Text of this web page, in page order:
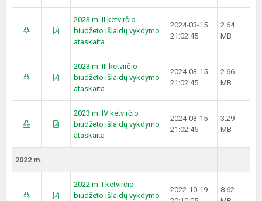
2023 m. II ketvirčio
biudžeto išlaidų vykdymo
ataskaita
2024-03-15
21:02:45
2.64
MB
2023 m. III ketvirčio
biudžeto išlaidų vykdymo
ataskaita
2024-03-15
21:02:45
2.66
MB
2023 m. IV ketvirčio
biudžeto išlaidų vykdymo
ataskaita
2024-03-15
21:02:45
3.29
MB
2022 m.
2022 m. I ketvirčio
biudžeto išlaidų vykdymo
2022-10-19
8.62